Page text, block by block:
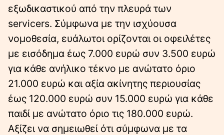
εξωδικαστικού από την πλευρά των
servicers. Σύμφωνα με την ισχύουσα
νομοθεσία, ευάλωτοι ορίζονται οι οφειλέτες
με εισόδημα έως 7.000 ευρώ συν 3.500 ευρώ
για κάθε ανήλικο τέκνο με ανώτατο όριο
21.000 ευρώ και αξία ακίνητης περιουσίας
έως 120.000 ευρώ συν 15.000 ευρώ για κάθε
παιδί με ανώτατο όριο τις 180.000 ευρώ.
Αξίζει να σημειωθεί ότι σύμφωνα με τα